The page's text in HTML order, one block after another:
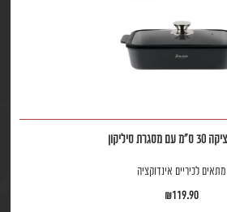
סיליקון
מתאים לכיריים אינדוקציה
₪119.90